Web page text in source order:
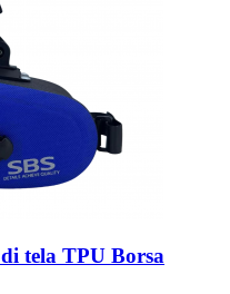
tela TPU Borsa